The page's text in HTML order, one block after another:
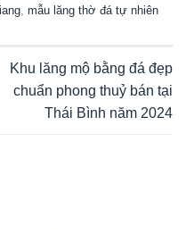
, mẫu lăng thờ đá tự nhiên
Khu lăng mộ bằng đá đẹp
chuẩn phong thuỷ bán tại
Thái Bình năm 2024